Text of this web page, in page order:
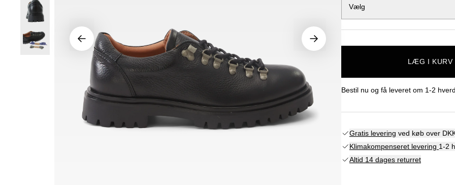
Vælg
LÆG I KURV
Bestil nu og få leveret om 1-2
Gratis levering ved køb over
Klimakompenseret levering 1-2
Altid 14 dages returret